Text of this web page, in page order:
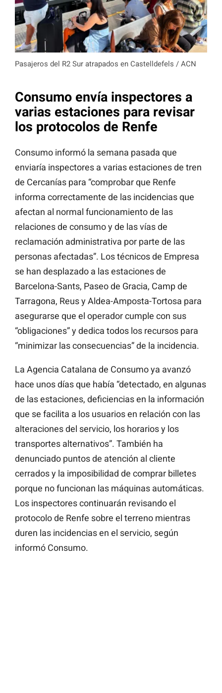
Pasajeros del R2 Sur atrapados en Castelldefels / ACN
Consumo envía inspectores a
varias estaciones para revisar
los protocolos de Renfe
Consumo informó la semana pasada que
enviaría inspectores a varias estaciones de tren
de Cercanías para “comprobar que Renfe
informa correctamente de las incidencias que
afectan al normal funcionamiento de las
relaciones de consumo y de las vías de
reclamación administrativa por parte de las
personas afectadas”. Los técnicos de Empresa
se han desplazado a las estaciones de
Barcelona-Sants, Paseo de Gracia, Camp de
Tarragona, Reus y Aldea-Amposta-Tortosa para
asegurarse que el operador cumple con sus
“obligaciones” y dedica todos los recursos para
“minimizar las consecuencias” de la incidencia.
La Agencia Catalana de Consumo ya avanzó
hace unos días que había “detectado, en algunas
de las estaciones, deficiencias en la información
que se facilita a los usuarios en relación con las
alteraciones del servicio, los horarios y los
transportes alternativos”. También ha
denunciado puntos de atención al cliente
cerrados y la imposibilidad de comprar billetes
porque no funcionan las máquinas automáticas.
Los inspectores continuarán revisando el
protocolo de Renfe sobre el terreno mientras
duren las incidencias en el servicio, según
informó Consumo.